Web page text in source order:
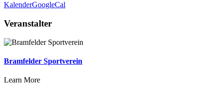
KalenderGoogleCal
Veranstalter
Bramfelder Sportverein
Learn More